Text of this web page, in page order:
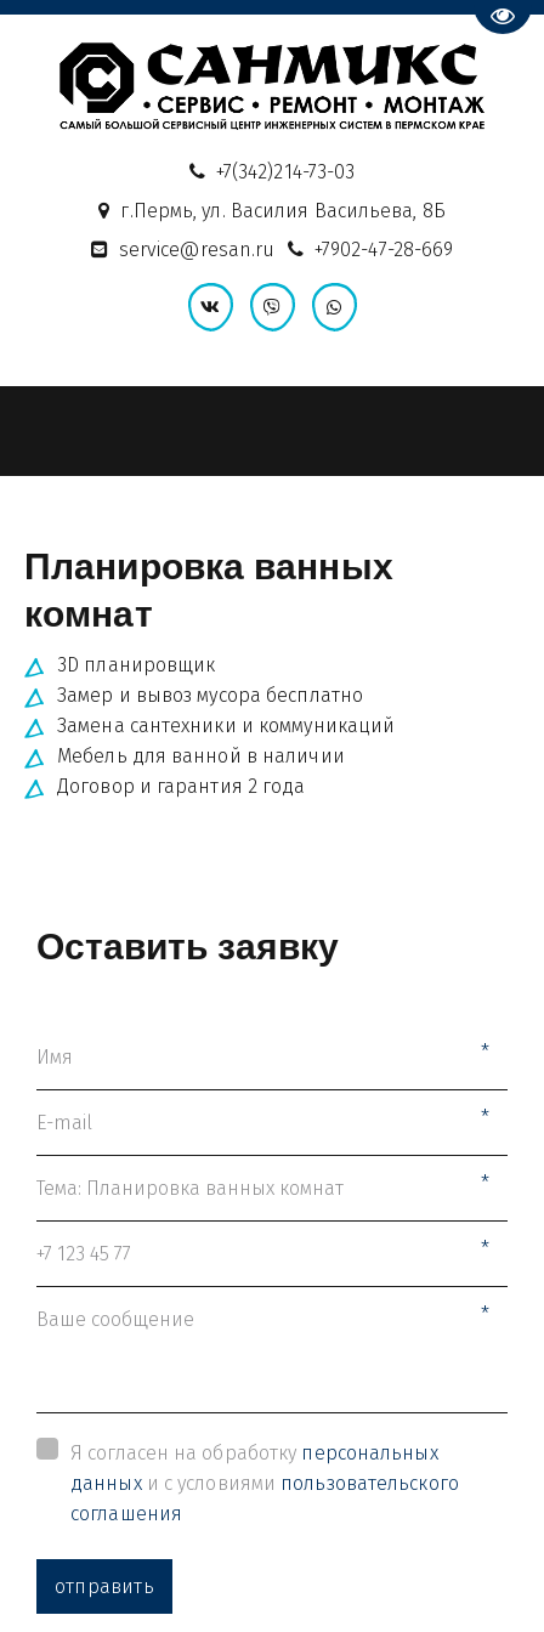
+7(342)214-73-03
г.Пермь,ул. Василия Васильева, 8Б
service@resan.ru
+7902-47-28-669
Планировка ванных
комнат
3D планировщик
Замер и вывоз мусора бесплатно
Замена сантехники и коммуникаций
Мебель для ванной в наличии
Договор и гарантия 2 года
Оставить заявку
*
*
*
*
*
Я согласен на обработку персональных
данныхи с условиями пользовательского
соглашения
отправить